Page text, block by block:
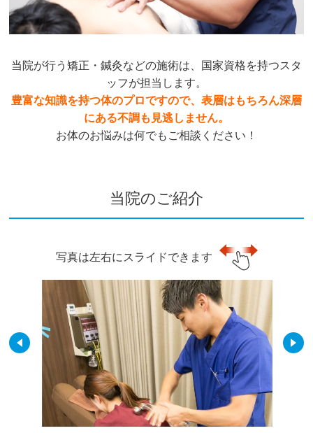
当院が行う矯正・鍼灸などの施術は、国家資格を持つスタ
ッフが担当します。
豊富な知識を持つ体のプロですので、表層はもちろん深層
にある不調も見逃しません。
お体のお悩みは何でもご相談ください！
当院のご紹介
写真は左右にスライドできます